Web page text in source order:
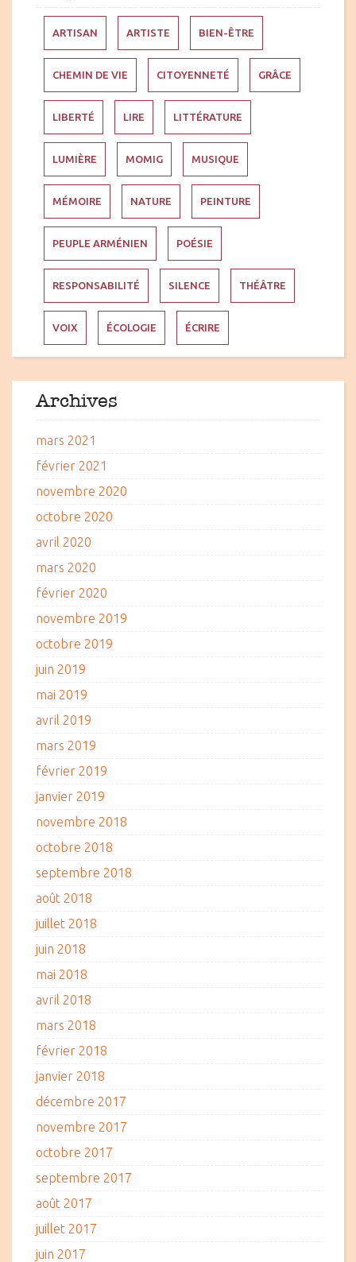
ARTISAN ARTISTE BIEN-ÊTRE
CHEMIN DE VIE CITOYENNETÉ GRÂCE
LIBERTÉ LIRE LITTÉRATURE
LUMIÈRE MOMIG MUSIQUE
MÉMOIRE NATURE PEINTURE
PEUPLE ARMÉNIEN POÉSIE
RESPONSABILITÉ SILENCE THÉÂTRE
VOIX ÉCOLOGIE ÉCRIRE
Archives
mars 2021
février 2021
novembre 2020
octobre 2020
avril 2020
mars 2020
février 2020
novembre 2019
octobre 2019
juin 2019
mai 2019
avril 2019
mars 2019
février 2019
janvier 2019
novembre 2018
octobre 2018
septembre 2018
août 2018
juillet 2018
juin 2018
mai 2018
avril 2018
mars 2018
février 2018
janvier 2018
décembre 2017
novembre 2017
octobre 2017
septembre 2017
août 2017
juillet 2017
juin 2017